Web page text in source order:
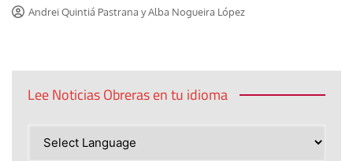
Andrei Quintiá Pastrana y Alba Nogueira López
Lee Noticias Obreras en tu idioma